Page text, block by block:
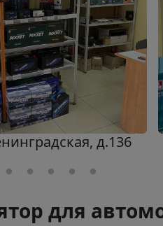
д.136
для